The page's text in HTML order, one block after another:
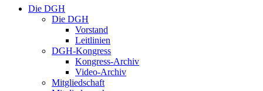
Close
Die DGH
Die DGH
Vorstand
Leitlinien
DGH-Kongress
Kongress-Archiv
Video-Archiv
Mitgliedschaft